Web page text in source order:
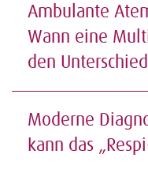
Ambulante
Wann eine
den
Moderne
kann das